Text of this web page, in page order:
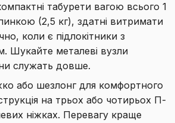
табурети вагою всього 1
(2,5 кг), здатні витримати
коли є підлокітники з
Шукайте металеві вузли
служать довше.
або шезлонг для комфортного
на трьох або чотирьох П-
ніжках. Перевагу краще